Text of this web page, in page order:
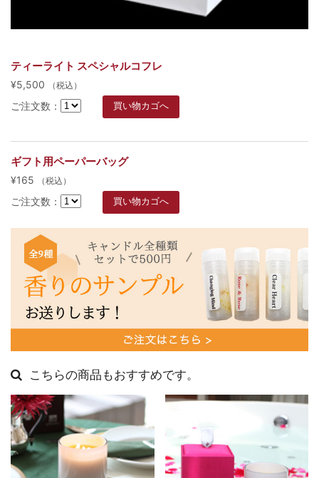
ティーライト スペシャルコフレ
¥5,500 （税込）
ご注文数：
ギフト用ペーパーバッグ
¥165 （税込）
ご注文数：
こちらの商品もおすすめです。